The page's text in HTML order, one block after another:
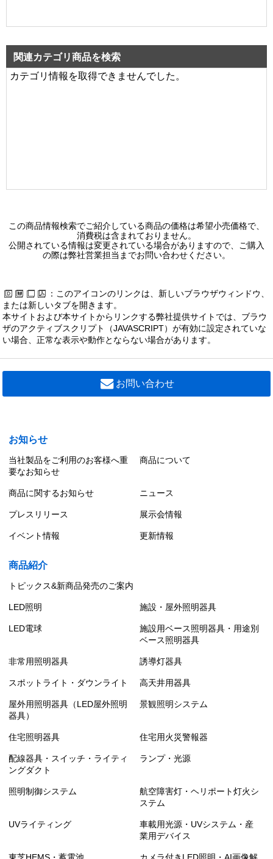
関連カテゴリ商品を検索
カテゴリ情報を取得できませんでした。
この商品情報検索でご紹介している商品の価格は希望小売価格で、
消費税は含まれておりません。
公開されている情報は変更されている場合がありますので、ご購入
の際は弊社営業担当までお問い合わせください。
：このアイコンのリンクは、新しいブラウザウィンドウ、
または新しいタブを開きます。
本サイトおよび本サイトからリンクする弊社提供サイトでは、ブラウ
ザのアクティブスクリプト（JAVASCRIPT）が有効に設定されていな
い場合、正常な表示や動作とならない場合があります。
お問い合わせ
お知らせ
当社製品をご利用のお客様へ重
要なお知らせ
商品について
商品に関するお知らせ ニュース
プレスリリース 展示会情報
イベント情報 更新情報
商品紹介
トピックス&新商品発売のご案内
LED照明 施設・屋外照明器具
LED電球
施設用ベース照明器具・用途別
ベース照明器具
非常用照明器具 誘導灯器具
スポットライト・ダウンライト 高天井用器具
屋外用照明器具（LED屋外照明
器具）
景観照明システム
住宅照明器具 住宅用火災警報器
配線器具・スイッチ・ライティ
ングダクト
ランプ・光源
照明制御システム
航空障害灯・ヘリポート灯火シ
ステム
UVライティング
車載用光源・UVシステム・産
業用デバイス